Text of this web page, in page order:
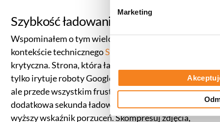
y
Marketing
Szybkość ładowania strony
Wspominałem o tym wielokrotnie, chociażby w
kontekście technicznegoSEO
krytyczna. Strona, która ładuje się 10 sekund, nie
tylko irytuje roboty Google (słabe
Core Web Vitals),
ale przede wszystkim frustruje klienta. Każda
dodatkowa sekunda ładowania to procentowo
wyższy wskaźnik porzuceń. Skompresuj zdjęcia,